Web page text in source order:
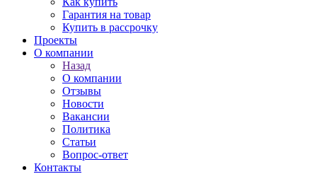
Гарантия на товар
Купить в рассрочку
Проекты
О компании
Назад
О компании
Отзывы
Новости
Вакансии
Политика
Статьи
Вопрос-ответ
Контакты